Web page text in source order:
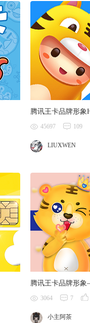
腾讯王卡品牌形象
45697 109
LIUXWEN
腾讯王卡品牌形
3064 7
小主阿茶